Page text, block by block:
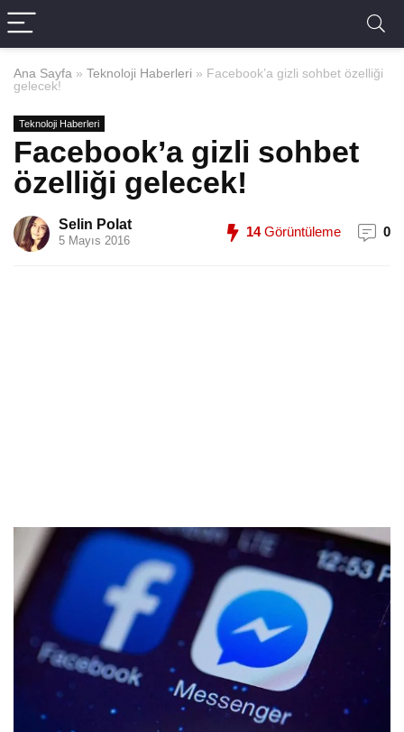
Ana Sayfa » Teknoloji Haberleri » Facebook’a gizli sohbet özelliği
gelecek!
Teknoloji Haberleri
Facebook’a gizli sohbet
özelliği gelecek!
Selin Polat
5 Mayıs 2016
14Görüntüleme 0